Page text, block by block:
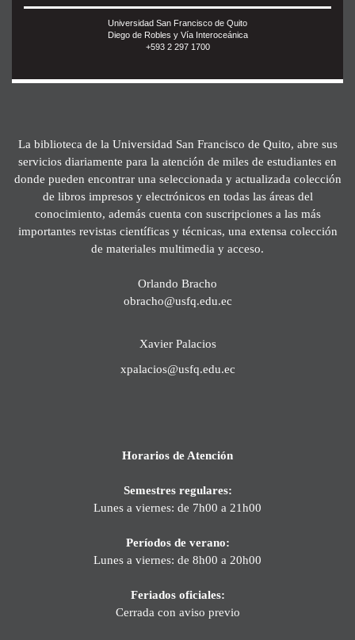
Universidad San Francisco de Quito
Diego de Robles y Vía Interoceánica
+593 2 297 1700
La biblioteca de la Universidad San Francisco de Quito, abre sus
servicios diariamente para la atención de miles de estudiantes en
donde pueden encontrar una seleccionada y actualizada colección
de libros impresos y electrónicos en todas las áreas del
conocimiento, además cuenta con suscripciones a las más
importantes revistas científicas y técnicas, una extensa colección
de materiales multimedia y acceso.
Orlando Bracho
obracho@usfq.edu.ec
Xavier Palacios
xpalacios@usfq.edu.ec
Horarios de Atención
Semestres regulares:
Lunes a viernes: de 7h00 a 21h00
Períodos de verano:
Lunes a viernes: de 8h00 a 20h00
Feriados oficiales:
Cerrada con aviso previo